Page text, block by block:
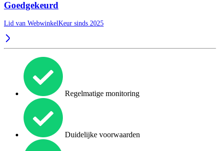
Goedgekeurd
Lid van WebwinkelKeur sinds 2025
Regelmatige monitoring
Duidelijke voorwaarden